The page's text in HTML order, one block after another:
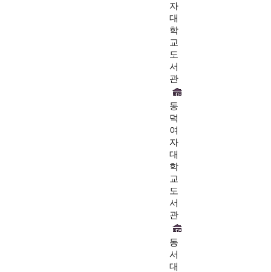
자
대
학
교
도
서
관
동
덕
여
자
대
학
교
도
서
관
동
서
대